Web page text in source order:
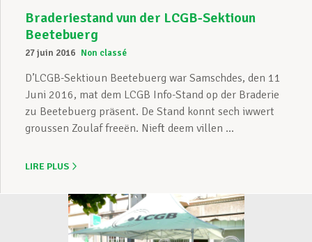
Braderiestand vun der LCGB-Sektioun
Beetebuerg
27 juin 2016 Non classé
D’LCGB-Sektioun Beetebuerg war Samschdes, den 11
Juni 2016, mat dem LCGB Info-Stand op der Braderie
zu Beetebuerg präsent. De Stand konnt sech iwwert
groussen Zoulaf freeën. Nieft deem villen ...
LIRE PLUS